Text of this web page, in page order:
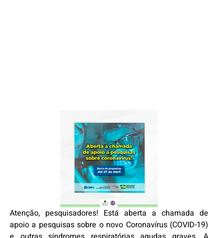
Atenção, pesquisadores! Está aberta a chamada de
apoio a pesquisas sobre o novo Coronavírus (COVID-19)